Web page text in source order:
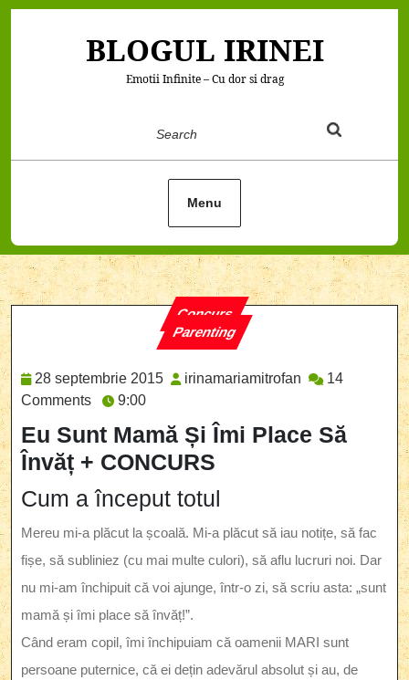
Skip
BLOGUL IRINEI
Emotii Infinite – Cu dor si drag
Menu
Concurs
Parenting
Category
28 septembrie 2015 28 irinamariamitrofan
14
Comments
9:00
Eu Sunt Mamă Și Îmi Place Să
Învăț + CONCURS
Cum a început totul
Mereu mi-a plăcut la școală. Mi-a plăcut să iau notițe, să fac
fișe, să subliniez (cu mai multe culori), să aflu lucruri noi. Dar
nu mi-am închipuit că voi ajunge, într-o zi, să scriu asta: „sunt
mamă și îmi place să învăț!”.
Când eram copil, îmi închipuiam că oamenii MARI sunt
persoane puternice, că ei dețin adevărul absolut și au, de